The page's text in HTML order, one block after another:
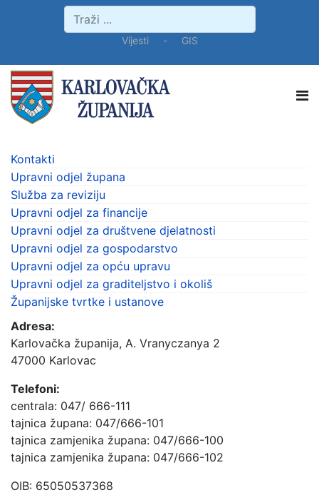
Vijesti- GIS
Kontakti
Upravni odjel župana
Služba za reviziju
Upravni odjel za financije
Upravni odjel za društvene djelatnosti
Upravni odjel za gospodarstvo
Upravni odjel za opću upravu
Upravni odjel za graditeljstvo i okoliš
Županijske tvrtke i ustanove
Adresa:
Karlovačka županija, A. Vranyczanya 2
47000 Karlovac
Telefoni:
centrala: 047/ 666-111
tajnica župana: 047/666-101
tajnica zamjenika župana: 047/666-100
tajnica zamjenika župana: 047/666-102
OIB: 65050537368